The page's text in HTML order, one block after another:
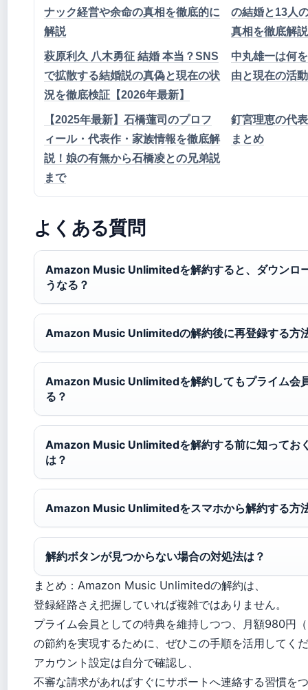
ナック経営や余命の真相を徹底的に
解説
の結婚と13人
真相を徹底解説
萩原利久 八木勇征 結婚 本当？SNS
で拡散する結婚説の真偽と現在の状
況を徹底検証【2026年最新】
中丸雄一は何
由と現在の活動
【2025年最新】石橋蓮司のプロフ
ィール・代表作・家族情報を徹底解
説！娘の有無から石橋凌との兄弟説
まで
釘宮理恵の代
まとめ
よくある質問
Amazon Music Unlimitedを解約すると、ダウンロ
うなる？
Amazon Music Unlimitedの解約後に再登録する方
Amazon Music Unlimitedを解約してもプライム会
る？
Amazon Music Unlimitedを解約する前に知ってお
は？
Amazon Music Unlimitedをスマホから解約する方
解約ボタンが見つからない場合の対処法は？
まとめ：Amazon Music Unlimitedの解約は、
登録経路さえ把握していれば複雑ではありません。
プライム会員としての特典を維持しつつ、月額980円
の節約を実現するために、ぜひこの手順を活用してく
アカウント設定は自分で確認し、
不審な請求があればすぐにサポートへ連絡する習慣を